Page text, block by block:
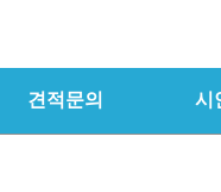
견적문의 시